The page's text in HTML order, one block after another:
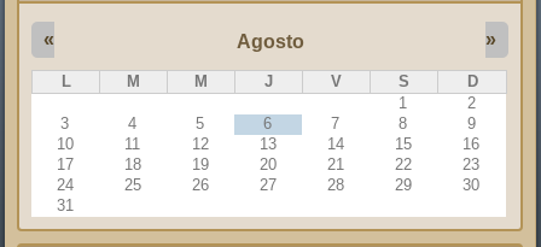
Agosto
« »
L M M J V S
D
1
2
3
4 5 6 7 8
9
10
11 12 13 14 15
16
17
18 19 20 21 22
23
24
25 26 27 28 29
30
31